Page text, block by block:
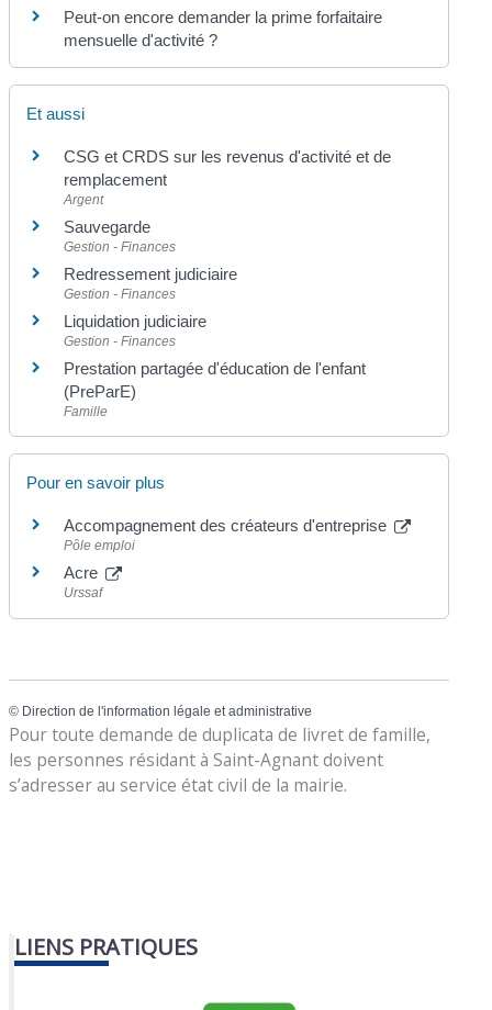
Peut-on encore demander la prime forfaitaire
mensuelle d'activité ?
Et aussi
CSG et CRDS sur les revenus d'activité et de
remplacement
Argent
Sauvegarde
Gestion - Finances
Redressement judiciaire
Gestion - Finances
Liquidation judiciaire
Gestion - Finances
Prestation partagée d'éducation de l'enfant
(PreParE)
Famille
Pour en savoir plus
Accompagnement des créateurs d'entreprise
Pôle emploi
Acre
Urssaf
© Direction de l'information légale et administrative
Pour toute demande de duplicata de livret de famille,
les personnes résidant à Saint-Agnant doivent
s’adresser au service état civil de la mairie.
LIENS PRATIQUES